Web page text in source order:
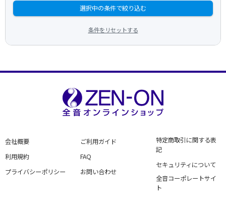
選択中の条件で絞り込む
条件をリセットする
会社概要
利用規約
プライバシーポリシー
ご利用ガイド
FAQ
お問い合わせ
特定商取引に関する表
記
セキュリティについて
全音コーポレートサイ
ト